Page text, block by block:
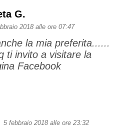
G.
2018 alle ore 07:47
la mia preferita......
ti invito a visitare la
Facebook
5 febbraio 2018 alle ore 23:32